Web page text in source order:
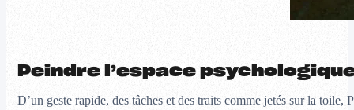
Peindre l’espace
D’un geste rapide, des tâches et des traits comme jetés sur la